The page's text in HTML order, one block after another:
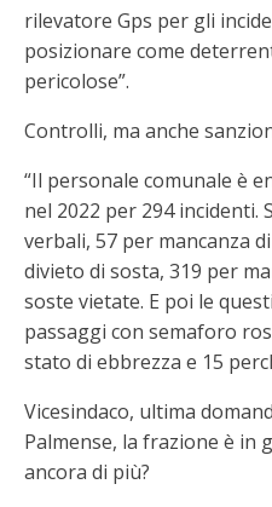
rilevatore Gps per gli
posizionare come
pericolose”.
Controlli, ma anche
“Il personale comunale è
nel 2022 per 294 incidenti.
verbali, 57 per mancanza
divieto di sosta, 319 per
soste vietate. E poi le
passaggi con semaforo
stato di ebbrezza e 15
Vicesindaco, ultima
Palmense, la frazione è in
ancora di più?